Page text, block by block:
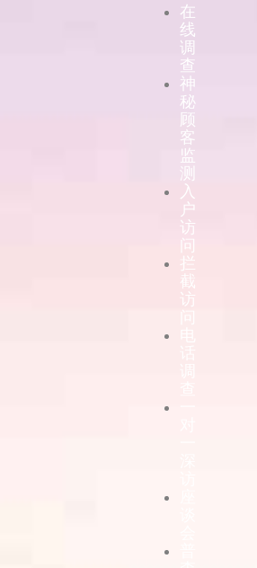
在
线
调
查
神
秘
顾
客
监
测
入
户
访
问
拦
截
访